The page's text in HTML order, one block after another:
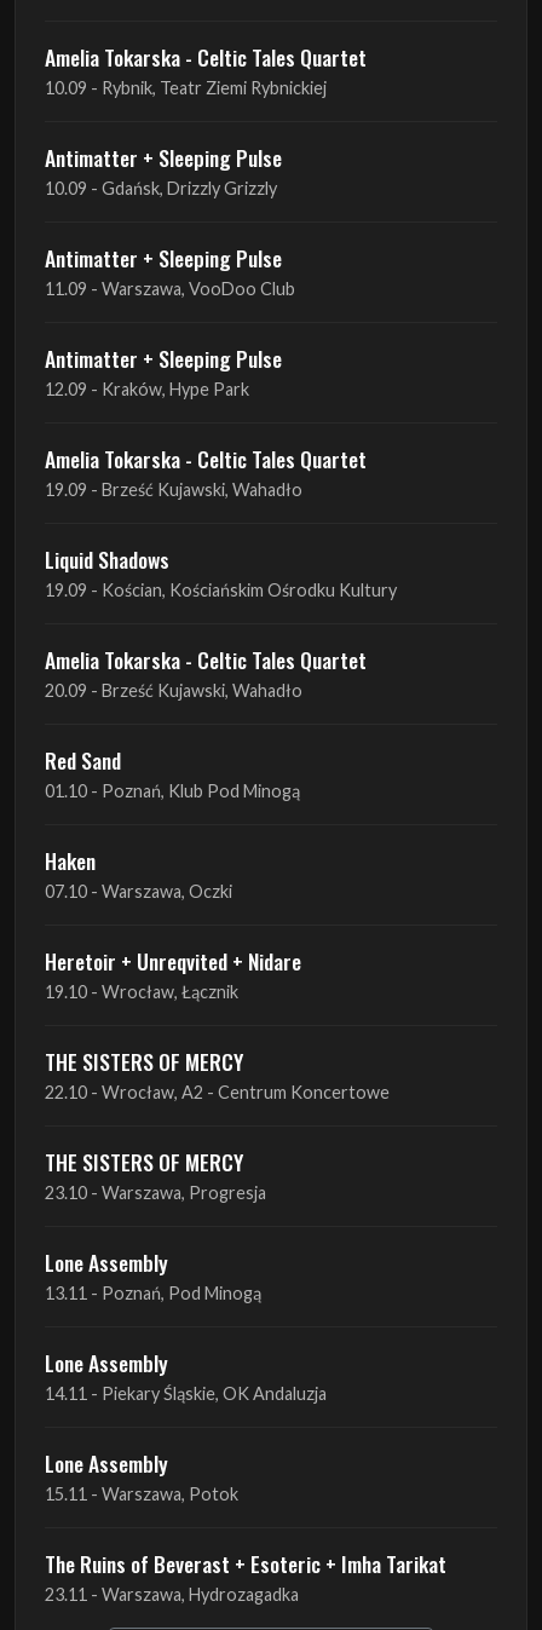
Amelia Tokarska - Celtic Tales Quartet
10.09 - Rybnik, Teatr Ziemi Rybnickiej
Antimatter + Sleeping Pulse
10.09 - Gdańsk, Drizzly Grizzly
Antimatter + Sleeping Pulse
11.09 - Warszawa, VooDoo Club
Antimatter + Sleeping Pulse
12.09 - Kraków, Hype Park
Amelia Tokarska - Celtic Tales Quartet
19.09 - Brześć Kujawski, Wahadło
Liquid Shadows
19.09 - Kościan, Kościańskim Ośrodku Kultury
Amelia Tokarska - Celtic Tales Quartet
20.09 - Brześć Kujawski, Wahadło
Red Sand
01.10 - Poznań, Klub Pod Minogą
Haken
07.10 - Warszawa, Oczki
Heretoir + Unreqvited + Nidare
19.10 - Wrocław, Łącznik
THE SISTERS OF MERCY
22.10 - Wrocław, A2 - Centrum Koncertowe
THE SISTERS OF MERCY
23.10 - Warszawa, Progresja
Lone Assembly
13.11 - Poznań, Pod Minogą
Lone Assembly
14.11 - Piekary Śląskie, OK Andaluzja
Lone Assembly
15.11 - Warszawa, Potok
The Ruins of Beverast + Esoteric + Imha Tarikat
23.11 - Warszawa, Hydrozagadka